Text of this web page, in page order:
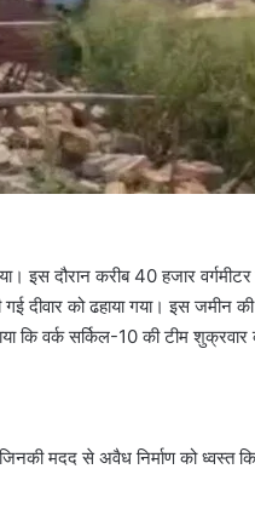
इस दौरान करीब 40 हजार
गई दीवार को ढहाया गया। इस जमीन
कि वर्क सर्किल-10 की टीम
मदद से अवैध निर्माण को ध्वस्त